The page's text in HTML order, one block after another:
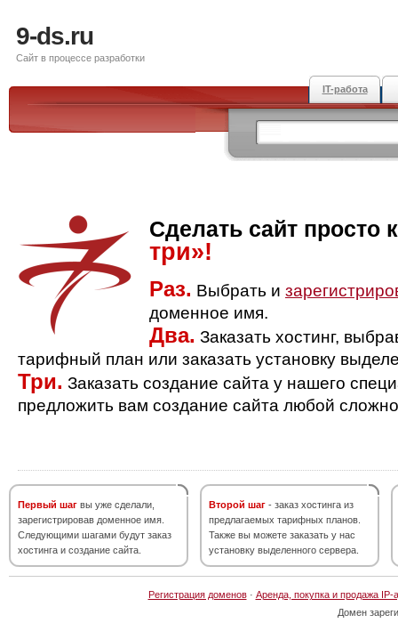
9-ds.ru
Сайт в процессе разработки
IT-работа
Сделать сайт просто
три»!
Раз. Выбрать и
доменное имя.
Два. Заказать хостинг,
тарифный план или заказать установку
Три. Заказать создание сайта у нашего
предложить вам создание сайта любой
Первый шаг вы уже сделали,
зарегистрировав доменное имя.
Следующими шагами будут заказ
хостинга и создание сайта.
Второй шаг - заказ хостинга из
предлагаемых тарифных планов.
Также вы можете заказать у нас
установку выделенного сервера.
Регистрация доменов· Аренда, покупка и продажа IP-
Домен